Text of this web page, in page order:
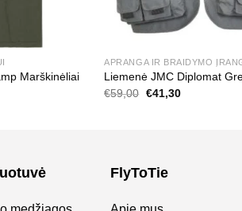
Marškinėliai
APRANGA IR BRAIDYMO
Liemenė JMC Diplomat
€59,00 Original
price
€41,30Current
FlyToTie